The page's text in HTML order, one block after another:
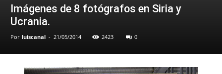
Imágenes de 8 fotógrafos en Siria y
Ucrania.
Por luiscanal - 21/05/2014 2423 0